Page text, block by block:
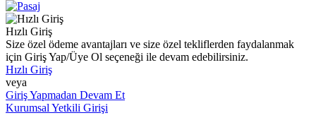
Hızlı Giriş
Size özel ödeme avantajları ve size özel tekliflerden faydalanmak
için Giriş Yap/Üye Ol seçeneği ile devam edebilirsiniz.
Hızlı Giriş
veya
Giriş Yapmadan Devam Et
Kurumsal Yetkili Girişi